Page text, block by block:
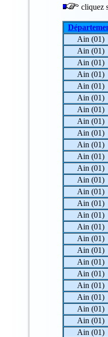
20 => Corse
21 => Côte-
22 =>
23 => Creuse
24 =>
25 => Doubs
26 => Drôme
27 => Eure
28 => Eure-
29 =>
30 => Gard
31 =>
32 => Gers
33 => Gironde
34 => Hérault
35 => Ille-
36 => Indre
37 => Indre-
38 => Isère
39 => Jura
40 =>
41 => Loir-
42 => Loire
43 => Haute-
44 => Loire-
45 => Loiret
46 => Lot
47 => Lot-et-
48 => Lozère
49 =>
50 =>
51 => Marne
52 => Haute-
53 =>
54 =>
55 => Meuse
56 =>
cliquez
Ain (01)
Ain (01)
Ain (01)
Ain (01)
Ain (01)
Ain (01)
Ain (01)
Ain (01)
Ain (01)
Ain (01)
Ain (01)
Ain (01)
Ain (01)
Ain (01)
Ain (01)
Ain (01)
Ain (01)
Ain (01)
Ain (01)
Ain (01)
Ain (01)
Ain (01)
Ain (01)
Ain (01)
Ain (01)
Ain (01)